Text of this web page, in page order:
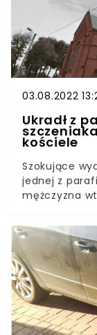
myszy, dla
pożywienie.
03.08.2022
Ukradł z
kościele
Szokujące
jednej z
mężczyzna
krocie.
ręce policji.
Miejska
szokującym
parafii w
berneński
Szczeniak